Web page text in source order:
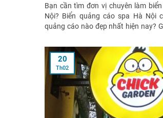
Bạn cần tìm đơn vị chuyên làm
Nội? Biển quảng cáo spa Hà Nội
quảng cáo nào đẹp nhất hiện nay?
20
Th02